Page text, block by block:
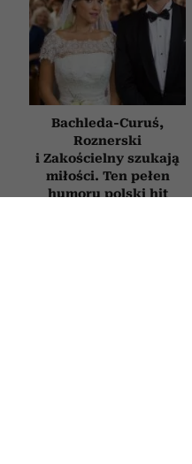
Bachleda-Curuś,
Roznerski
i Zakościelny szukają
miłości. Ten pełen
humoru polski hit